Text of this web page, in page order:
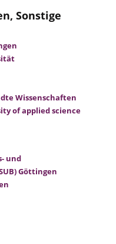
Sonstige
Wissenschaften
of applied science
und
Göttingen